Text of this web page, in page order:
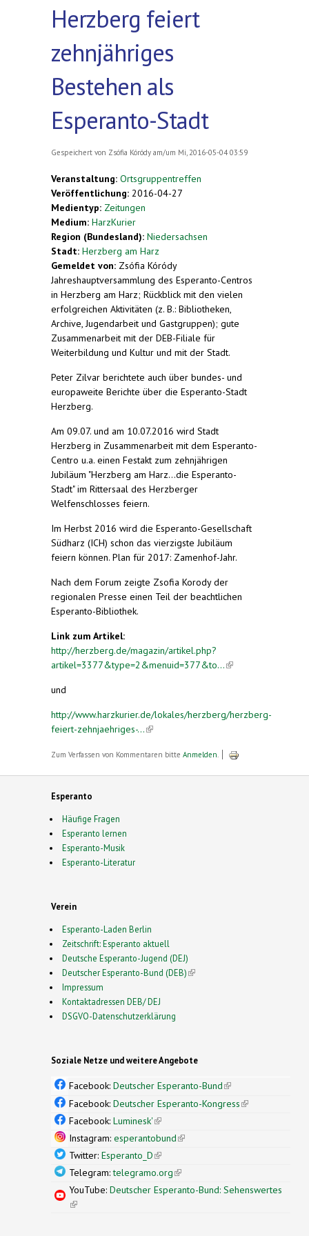
Herzberg feiert
zehnjähriges
Bestehen als
Esperanto-Stadt
Gespeichert von Zsófia Kóródy am/um Mi, 2016-05-04 03:59
Veranstaltung: Ortsgruppentreffen
Veröffentlichung: 2016-04-27
Medientyp: Zeitungen
Medium: HarzKurier
Region (Bundesland): Niedersachsen
Stadt: Herzberg am Harz
Gemeldet von: Zsófia Kóródy
Jahreshauptversammlung des Esperanto-Centros
in Herzberg am Harz; Rückblick mit den vielen
erfolgreichen Aktivitäten (z. B.: Bibliotheken,
Archive, Jugendarbeit und Gastgruppen); gute
Zusammenarbeit mit der DEB-Filiale für
Weiterbildung und Kultur und mit der Stadt.
Peter Zilvar berichtete auch über bundes- und
europaweite Berichte über die Esperanto-Stadt
Herzberg.
Am 09.07. und am 10.07.2016 wird Stadt
Herzberg in Zusammenarbeit mit dem Esperanto-
Centro u.a. einen Festakt zum zehnjährigen
Jubiläum "Herzberg am Harz...die Esperanto-
Stadt" im Rittersaal des Herzberger
Welfenschlosses feiern.
Im Herbst 2016 wird die Esperanto-Gesellschaft
Südharz (ICH) schon das vierzigste Jubiläum
feiern können. Plan für 2017: Zamenhof-Jahr.
Nach dem Forum zeigte Zsofia Korody der
regionalen Presse einen Teil der beachtlichen
Esperanto-Bibliothek.
Link zum Artikel:
http://herzberg.de/magazin/artikel.php?
artikel=3377&type=2&menuid=377&to...(link is
und
http://www.harzkurier.de/lokales/herzberg/herzberg-
feiert-zehnjaehriges-...(link is external)
Zum Verfassen von Kommentaren bitte Anmelden
Esperanto
Häufige Fragen
Esperanto lernen
Esperanto-Musik
Esperanto-Literatur
Verein
Esperanto-Laden Berlin
Zeitschrift: Esperanto aktuell
Deutsche Esperanto-Jugend (DEJ)
Deutscher Esperanto-Bund (DEB)(link is external)
Impressum
Kontaktadressen DEB/ DEJ
DSGVO-Datenschutzerklärung
Soziale Netze und weitere Angebote
Facebook: Deutscher Esperanto-Bund(link is
external)
Facebook: Deutscher Esperanto-Kongress(link is
Facebook: Luminesk'(link is external)
Instagram: esperantobund(link is external)
Twitter: Esperanto_D(link is external)
Telegram:telegramo.org(link is external)
YouTube: Deutscher Esperanto-Bund: Sehenswertes
(link is external)